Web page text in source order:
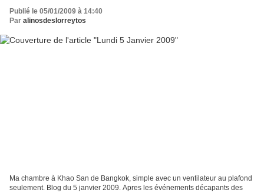
Publié le 05/01/2009 à 14:40
Par alinosdeslorreytos
Ma chambre à Khao San de Bangkok, simple avec un ventilateur au plafond
seulement. Blog du 5 janvier 2009. Apres les événements décapants des